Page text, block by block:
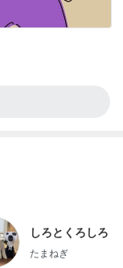
しろとくろしろ
たまねぎ